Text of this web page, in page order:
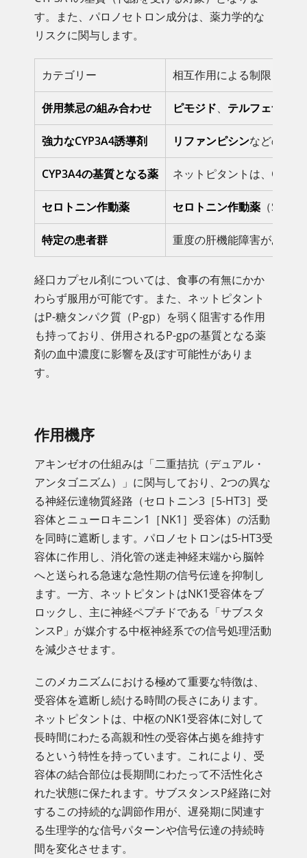
す。また、パロノセトロン成分は、薬力学的な
リスクに関与します。
カテゴリー 相互作用による制限また
併用禁忌の組み合わせ ピモジド、 テルフェナジン
強力なCYP3A4誘導剤 リファンピシンなどの
CYP3A4の基質となる薬 ネットピタントは、
セロトニン作動薬 セロトニン作動薬 （SSRI
特定の患者群 重度の肝機能障害がある
経口カプセル剤については、食事の有無にかか
わらず服用が可能です。また、ネットピタント
はP-糖タンパク質（P-gp）を弱く阻害する作用
も持っており、併用されるP-gpの基質となる薬
剤の血中濃度に影響を及ぼす可能性がありま
す。
作用機序
アキンゼオの仕組みは「二重拮抗（デュアル・
アンタゴニズム）」に関与しており、2つの異な
る神経伝達物質経路（セロトニン3［5-HT3］受
容体とニューロキニン1［NK1］受容体）の活動
を同時に遮断します。パロノセトロンは5-HT3受
容体に作用し、消化管の迷走神経末端から脳幹
へと送られる急速な急性期の信号伝達を抑制し
ます。一方、ネットピタントはNK1受容体をブ
ロックし、主に神経ペプチドである「サブスタ
ンスP」が媒介する中枢神経系での信号処理活動
を減少させます。
このメカニズムにおける極めて重要な特徴は、
受容体を遮断し続ける時間の長さにあります。
ネットピタントは、中枢のNK1受容体に対して
長時間にわたる高親和性の受容体占拠を維持す
るという特性を持っています。これにより、受
容体の結合部位は長期間にわたって不活性化さ
れた状態に保たれます。サブスタンスP経路に対
するこの持続的な調節作用が、遅発期に関連す
る生理学的な信号パターンや信号伝達の持続時
間を変化させます。